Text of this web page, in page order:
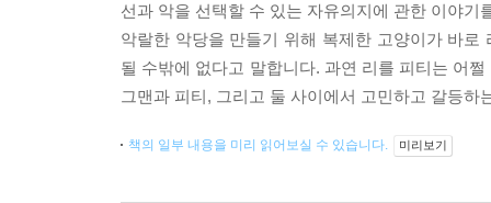
선과 악을 선택할 수 있는 자유의지에 관한 이야
악랄한 악당을 만들기 위해 복제한 고양이가 바로
될 수밖에 없다고 말합니다. 과연 리를 피티는 어
그맨과 피티, 그리고 둘 사이에서 고민하고 갈등
책의 일부 내용을 미리 읽어보실 수 있습니다. 미리보기